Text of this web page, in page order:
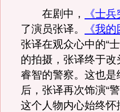
在剧中， 《士兵
了演员张译。
《我
张译在观众心中的“
的拍摄，张译终于改
睿智的警察。这也
后，张译再次饰演“
这个人物内心始终